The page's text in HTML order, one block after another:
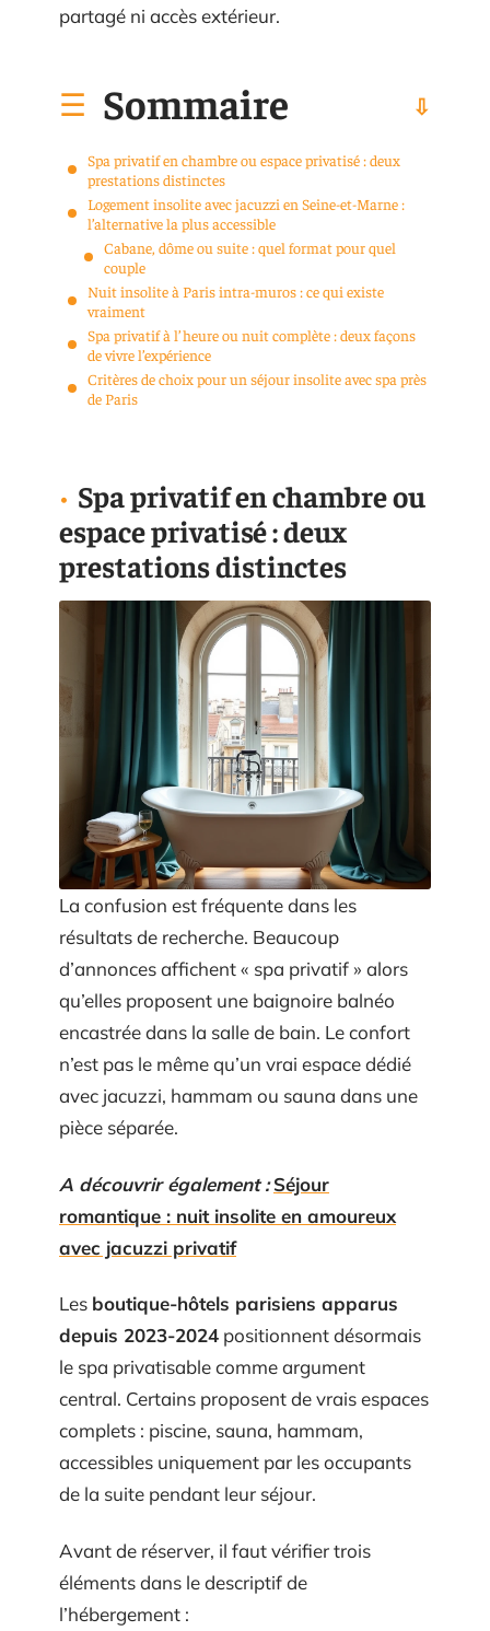
partagé ni accès extérieur.
Sommaire
Spa privatif en chambre ou espace privatisé : deux
prestations distinctes
Logement insolite avec jacuzzi en Seine-et-Marne :
l’alternative la plus accessible
Cabane, dôme ou suite : quel format pour quel
couple
Nuit insolite à Paris intra-muros : ce qui existe
vraiment
Spa privatif à l’heure ou nuit complète : deux façons
de vivre l’expérience
Critères de choix pour un séjour insolite avec spa près
de Paris
Spa privatif en chambre ou
espace privatisé : deux
prestations distinctes
La confusion est fréquente dans les
résultats de recherche. Beaucoup
d’annonces affichent « spa privatif » alors
qu’elles proposent une baignoire balnéo
encastrée dans la salle de bain. Le confort
n’est pas le même qu’un vrai espace dédié
avec jacuzzi, hammam ou sauna dans une
pièce séparée.
A découvrir également : Séjour
romantique : nuit insolite en amoureux
avec jacuzzi privatif
Les boutique-hôtels parisiens apparus
depuis 2023-2024 positionnent désormais
le spa privatisable comme argument
central. Certains proposent de vrais espaces
complets : piscine, sauna, hammam,
accessibles uniquement par les occupants
de la suite pendant leur séjour.
Avant de réserver, il faut vérifier trois
éléments dans le descriptif de
l’hébergement :